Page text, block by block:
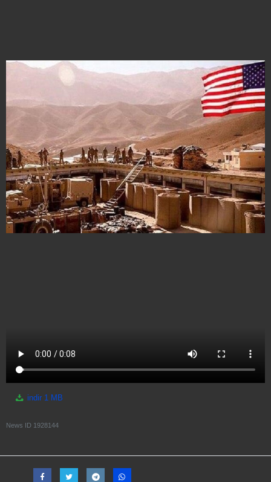
indir 1 MB
News ID 1928144